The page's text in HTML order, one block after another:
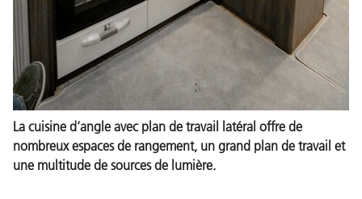
La cuisine d’angle avec plan de travail latéral offre de
nombreux espaces de rangement, un grand plan de travail et
une multitude de sources de lumière.